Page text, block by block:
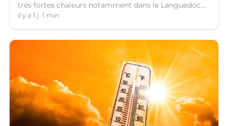
très fortes chaleurs notamment dans le Languedoc.
Jusqu’à quand ?
il y a 1 j 1 min